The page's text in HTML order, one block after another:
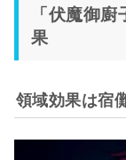
「伏魔御
果
領域効果は宿